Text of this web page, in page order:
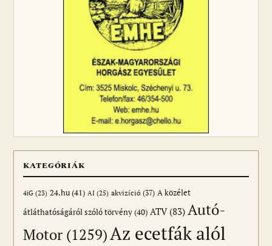
KATEGÓRIÁK
4iG (23) 24.hu(41) AI (25) akvizíció (37) A közélet
átláthatóságáról szóló törvény(40) ATV(83) Autó-
Motor (1259)Az ecetfák alól